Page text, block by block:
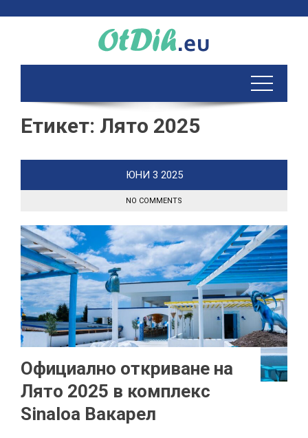
Етикет: Лято 2025
ЮНИ 3 2025
NO COMMENTS
Официално откриване на
Лято 2025 в комплекс
Sinaloa Вакарел